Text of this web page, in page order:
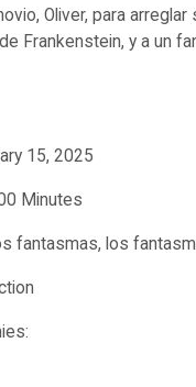
Oliver, para
Frankenstein, y a un
15, 2025
Minutes
fantasmas, los